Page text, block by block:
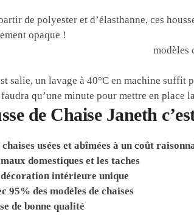
de polyester et d’élasthanne, ces
opaque !
salie, un lavage à 40°C en machine
qu’une minute pour mettre en place
de Chaise Janeth
usées et abîmées à un coût
domestiques et les taches
intérieure unique
95% des modèles de chaises
de bonne qualité